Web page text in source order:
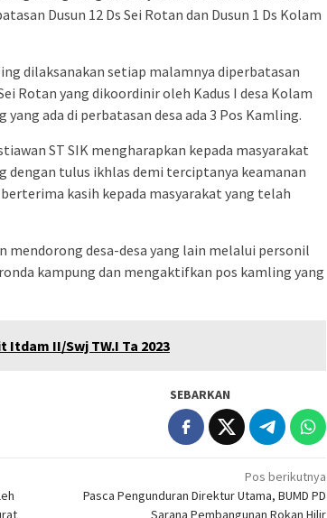
Dusun 12 Ds Sei Rotan dan Dusun 1 Ds Kolam
dilaksanakan setiap malamnya diperbatasan
Rotan yang dikoordinir oleh Kadus I desa Kolam
yang ada di perbatasan desa ada 3 Pos Kamling.
ST SIK mengharapkan kepada masyarakat
dengan tulus ikhlas demi terciptanya keamanan
kasih kepada masyarakat yang telah
mendorong desa-desa yang lain melalui personil
kampung dan mengaktifkan pos kamling yang
II/Swj TW.I Ta 2023
SEBARKAN
Pos berikutnya
Pasca Pengunduran Direktur Utama, BUMD PD
Sarana Pembangunan Rokan Hilir